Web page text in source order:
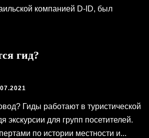
компанией D-ID, был
гид?
Гиды работают в туристической
экскурсии для групп посетителей.
по истории местности и...